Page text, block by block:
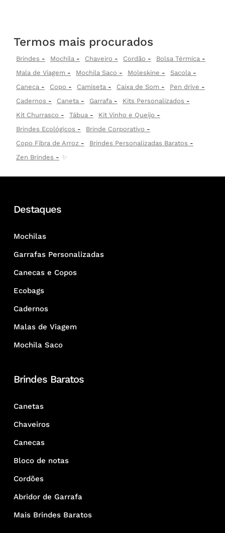
Termos mais procurados
Brindes Mochila Chaveiro Cordão
Bolsa Térmica
Mala de Viagem
Mochila Saco Moleskine
Sacola
Caneca
Copo Camiseta Caixa de Som
Pen drive
Cadernos
Caneta Garrafa
Kits Personalizados
Kit Churrasco
Tábua
Kit Vinho e Queijo
Brindes Ecológicos
Brinde Corporativo
Copo Fibra de Arroz
Brindes Personalizadas Baratos
Zen Brindes
✨
Destaques
Mochilas
Garrafas Personalizadas
Canecas e Copos
Ecobags
Cadernos
Malas de Viagem
Mochila Saco
Brindes Baratos
Canetas
Chaveiros
Canecas
Bloco de notas
Cordões
Abridor de Garrafa
Mais Brindes Baratos